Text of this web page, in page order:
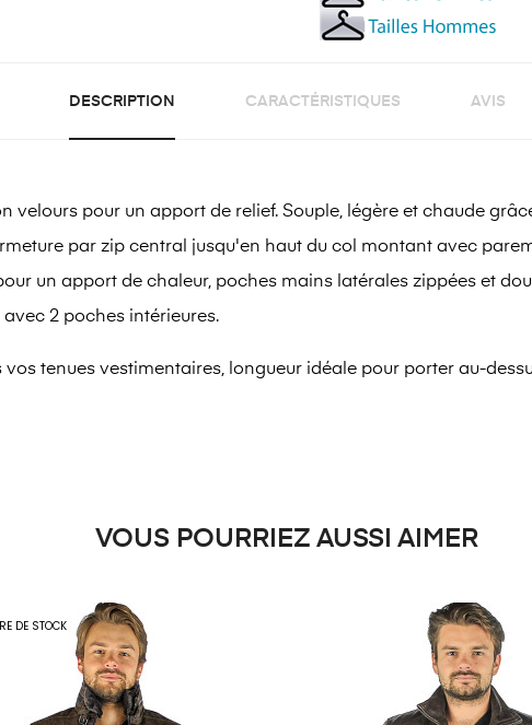
DESCRIPTION CARACTÉRISTIQUES AVIS
velours pour un apport de relief. Souple, légère et chaude
par zip central jusqu'en haut du col montant avec
un apport de chaleur, poches mains latérales zippées et
2 poches intérieures.
tenues vestimentaires, longueur idéale pour porter au-
VOUS POURRIEZ AUSSI AIMER
DE STOCK